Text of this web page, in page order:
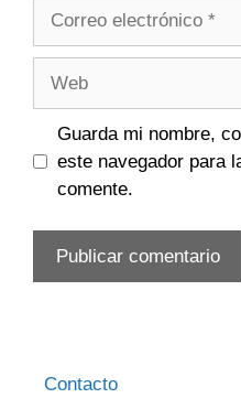
Guarda mi nombre,
este navegador para
comente.
Contacto